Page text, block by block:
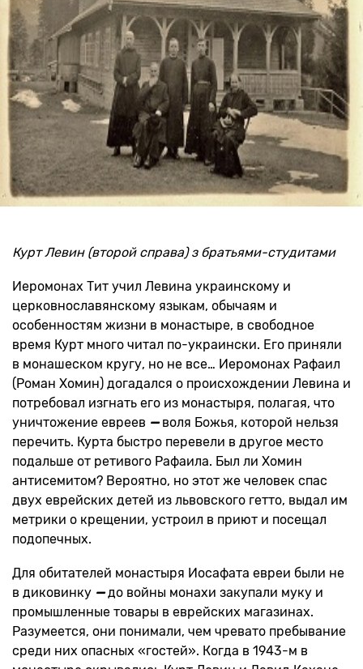
Курт Левин (второй справа) з братьями-студитами
Иеромонах Тит учил Левина украинскому и
церковнославянскому языкам, обычаям и
особенностям жизни в монастыре, в свободное
время Курт много читал по-украински. Его приняли
в монашеском кругу, но не все… Иеромонах Рафаил
(Роман Хомин) догадался о происхождении Левина и
потребовал изгнать его из монастыря, полагая, что
уничтожение евреев —воля Божья, которой нельзя
перечить. Курта быстро перевели в другое место
подальше от ретивого Рафаила. Был ли Хомин
антисемитом? Вероятно, но этот же человек спас
двух еврейских детей из львовского гетто, выдал им
метрики о крещении, устроил в приют и посещал
подопечных.
Для обитателей монастыря Иосафата евреи были не
в диковинку —до войны монахи закупали муку и
промышленные товары в еврейских магазинах.
Разумеется, они понимали, чем чревато пребывание
среди них опасных «гостей». Когда в 1943-м в